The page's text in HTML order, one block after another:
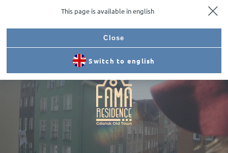
This page is available in english
Close
Switch to english